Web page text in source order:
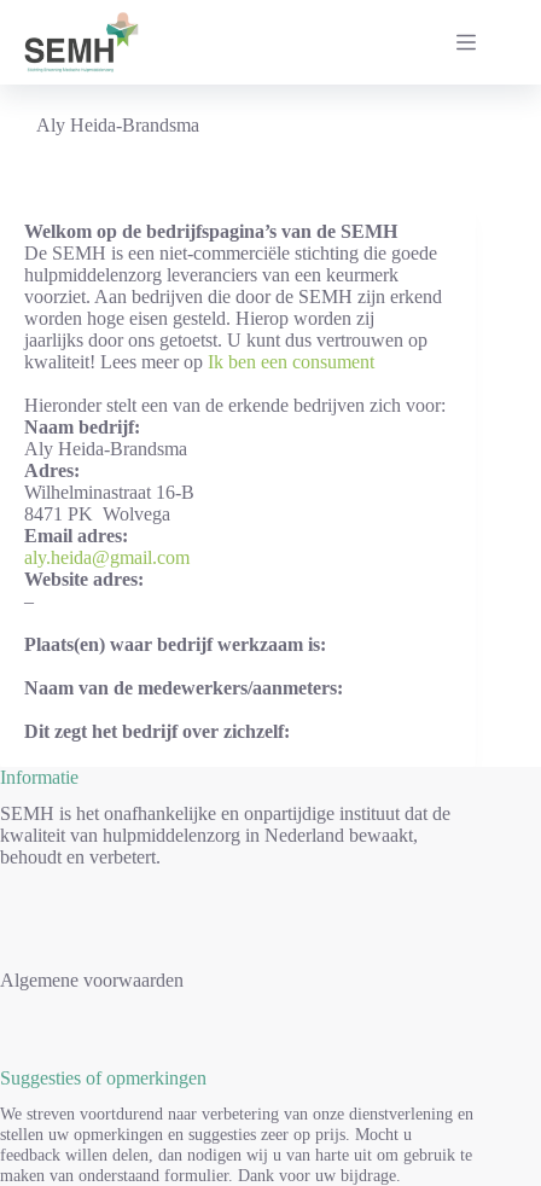
inhoud
Aly Heida-Brandsma
Welkom op de bedrijfspagina’s van de SEMH
De SEMH is een niet-commerciële stichting die goede
hulpmiddelenzorg leveranciers van een keurmerk
voorziet. Aan bedrijven die door de SEMH zijn erkend
worden hoge eisen gesteld. Hierop worden zij
jaarlijks door ons getoetst. U kunt dus vertrouwen op
kwaliteit! Lees meer op Ik ben een consument
Hieronder stelt een van de erkende bedrijven zich voor:
Naam bedrijf:
Aly Heida-Brandsma
Adres:
Wilhelminastraat 16-B
8471 PK Wolvega
Email adres:
aly.heida@gmail.com
Website adres:
–
Plaats(en) waar bedrijf werkzaam is:
Naam van de medewerkers/aanmeters:
Dit zegt het bedrijf over zichzelf:
Informatie
SEMH is het onafhankelijke en onpartijdige instituut dat de
kwaliteit van hulpmiddelenzorg in Nederland bewaakt,
behoudt en verbetert.
Algemene voorwaarden
Suggesties of opmerkingen
We streven voortdurend naar verbetering van onze dienstverlening en
stellen uw opmerkingen en suggesties zeer op prijs. Mocht u
feedback willen delen, dan nodigen wij u van harte uit om gebruik te
maken van onderstaand formulier. Dank voor uw bijdrage.